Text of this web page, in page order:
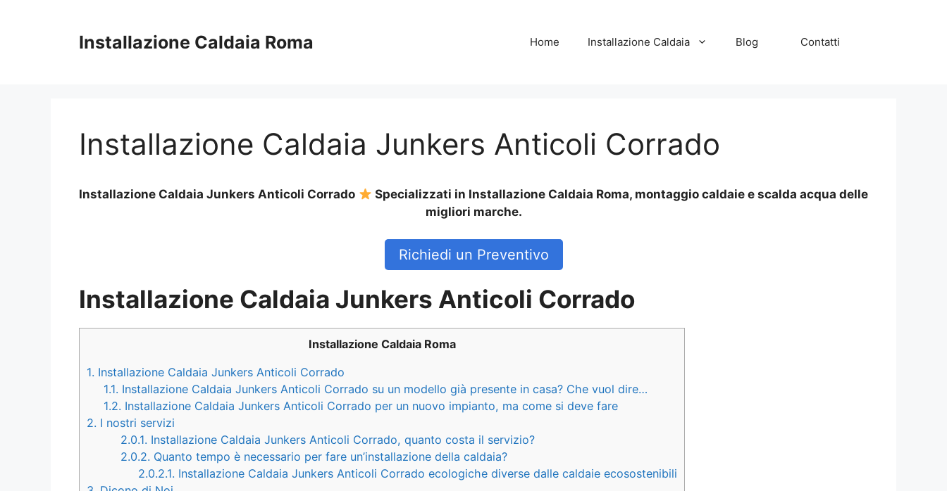
Installazione Caldaia Roma Home Installazione Caldaia Blog Contatti
Installazione Caldaia Junkers Anticoli Corrado
Installazione Caldaia Junkers Anticoli Corrado
Specializzati in Installazione Caldaia Roma, montaggio caldaie e scalda acqua delle
migliori marche.
Richiedi un Preventivo
Installazione Caldaia Junkers Anticoli Corrado
Installazione Caldaia Roma
1. Installazione Caldaia Junkers Anticoli Corrado
1.1. Installazione Caldaia Junkers Anticoli Corrado su un modello già presente in casa? Che vuol dire…
1.2. Installazione Caldaia Junkers Anticoli Corrado per un nuovo impianto, ma come si deve fare
2. I nostri servizi
2.0.1. Installazione Caldaia Junkers Anticoli Corrado, quanto costa il servizio?
2.0.2. Quanto tempo è necessario per fare un’installazione della caldaia?
2.0.2.1. Installazione Caldaia Junkers Anticoli Corrado ecologiche diverse dalle caldaie ecosostenibili